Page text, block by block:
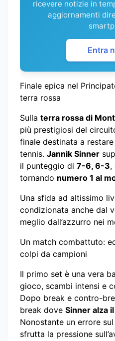
ricevere notizie in
aggiornamenti
Entra
Finale epica nel
terra rossa
Sulla terra rossa di
più prestigiosi del
finale destinata a
tennis. Jannik Sinner
il punteggio di 7-6, 6-3,
tornando numero 1 al
Una sfida ad altissimo
condizionata anche dal
meglio dall’azzurro nei
Un match combattuto:
colpi da campioni
Il primo set è una vera
gioco, scambi intensi e
Dopo break e contro-
break dove Sinner alza
Nonostante un errore
sfrutta la pressione